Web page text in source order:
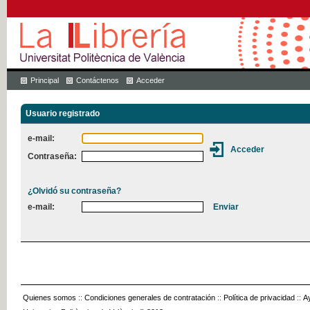
Principal Contáctenos Acceder
Usuario registrado
e-mail:
Contraseña:
¿Olvidó su contraseña?
e-mail:
Quienes somos :: Condiciones generales de contratación :: Política de privacidad ::